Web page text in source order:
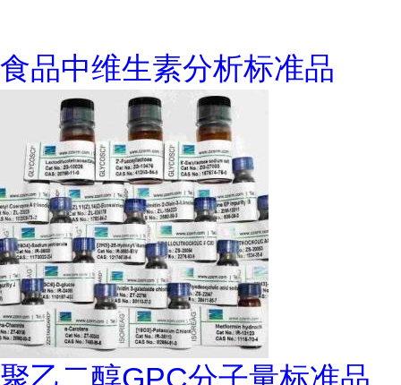
食品中维生素分析标准品
聚乙二醇GPC分子量标准品